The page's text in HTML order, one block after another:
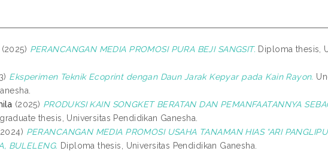
(2025) PERANCANGAN MEDIA PROMOSI PURA BEJI SANGSIT. Diploma thesis,
Eksperimen Teknik Ecoprint dengan Daun Jarak Kepyar pada Kain Rayon.
(2025) PRODUKSI KAIN SONGKET BERATAN DAN PEMANFAATANNYA
thesis, Universitas Pendidikan Ganesha.
PERANCANGAN MEDIA PROMOSI USAHA TANAMAN HIAS “ARI
BULELENG. Diploma thesis, Universitas Pendidikan Ganesha.